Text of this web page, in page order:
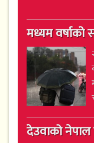
मध्यम वर्षाको
देउवाको नेपाल